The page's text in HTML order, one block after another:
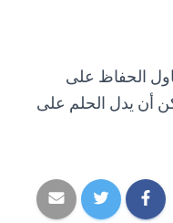
الحفاظ على
أن يدل الحلم على